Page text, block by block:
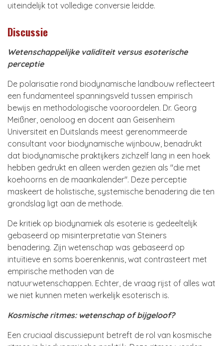
uiteindelijk tot volledige conversie leidde.
Discussie
Wetenschappelijke validiteit versus esoterische
perceptie
De polarisatie rond biodynamische landbouw reflecteert
een fundamenteel spanningsveld tussen empirisch
bewijs en methodologische vooroordelen. Dr. Georg
Meißner, oenoloog en docent aan Geisenheim
Universiteit en Duitslands meest gerenommeerde
consultant voor biodynamische wijnbouw, benadrukt
dat biodynamische praktijkers zichzelf lang in een hoek
hebben gedrukt en alleen werden gezien als "die met
koehoorns en de maankalender". Deze perceptie
maskeert de holistische, systemische benadering die ten
grondslag ligt aan de methode.
De kritiek op biodynamiek als esoterie is gedeeltelijk
gebaseerd op misinterpretatie van Steiners
benadering. Zijn wetenschap was gebaseerd op
intuïtieve en soms boerenkennis, wat contrasteert met
empirische methoden van de
natuurwetenschappen. Echter, de vraag rijst of alles wat
we niet kunnen meten werkelijk esoterisch is.
Kosmische ritmes: wetenschap of bijgeloof?
Een cruciaal discussiepunt betreft de rol van kosmische